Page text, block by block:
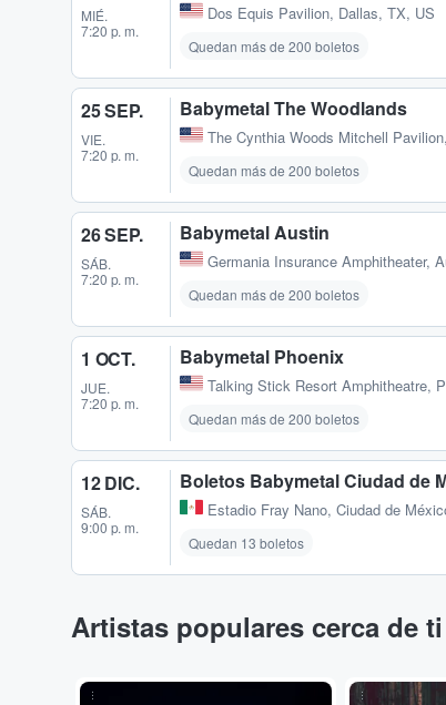
MIÉ.
7:20 p. m.
Dos Equis Pavilion, Dallas, TX, US
Quedan más de 200 boletos
25 SEP.
VIE.
7:20 p. m.
Babymetal The Woodlands
The Cynthia Woods Mitchell Pavilion,
Quedan más de 200 boletos
26 SEP.
SÁB.
7:20 p. m.
Babymetal Austin
Germania Insurance Amphitheater,
Quedan más de 200 boletos
1 OCT.
JUE.
7:20 p. m.
Babymetal Phoenix
Talking Stick Resort Amphitheatre,
Quedan más de 200 boletos
12 DIC.
SÁB.
9:00 p. m.
Boletos Babymetal Ciudad de
Estadio Fray Nano, Ciudad de
Quedan 13 boletos
Artistas populares cerca de ti
... ...